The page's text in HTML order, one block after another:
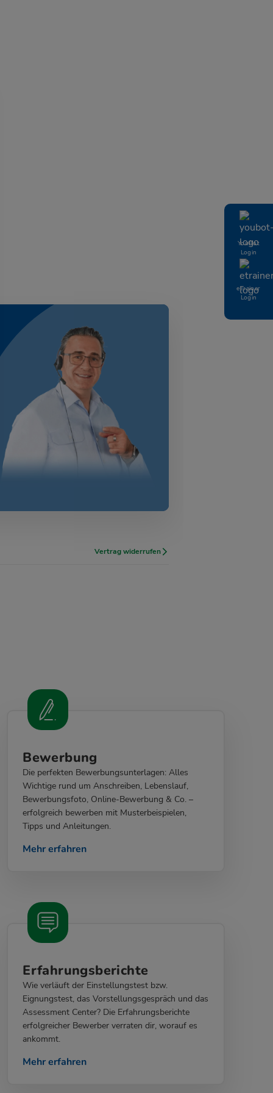
YouBot
Login
eTrainer
Login
Vertrag widerrufen
Bewerbung
Die perfekten Bewerbungsunterlagen: Alles
Wichtige rund um Anschreiben, Lebenslauf,
Bewerbungsfoto, Online-Bewerbung & Co. –
erfolgreich bewerben mit Musterbeispielen,
Tipps und Anleitungen.
Mehr erfahren
Erfahrungsberichte
Wie verläuft der Einstellungstest bzw.
Eignungstest, das Vorstellungsgespräch und das
Assessment Center? Die Erfahrungsberichte
erfolgreicher Bewerber verraten dir, worauf es
ankommt.
Mehr erfahren